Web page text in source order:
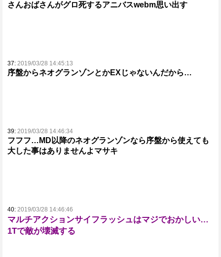
さんおばさんがグロ死するアニバスwebm思い出す
37: 2019/03/28 14:45:13
序盤からネオグランゾンとかEXじゃないんだから…
39: 2019/03/28 14:46:34
フフフ…MD以降のネオグランゾンなら序盤から使えても
大した事はありませんよマサキ
40: 2019/03/28 14:46:46
マルチアクションサイフラッシュはマジでおかしい…
1Tで敵が壊滅する